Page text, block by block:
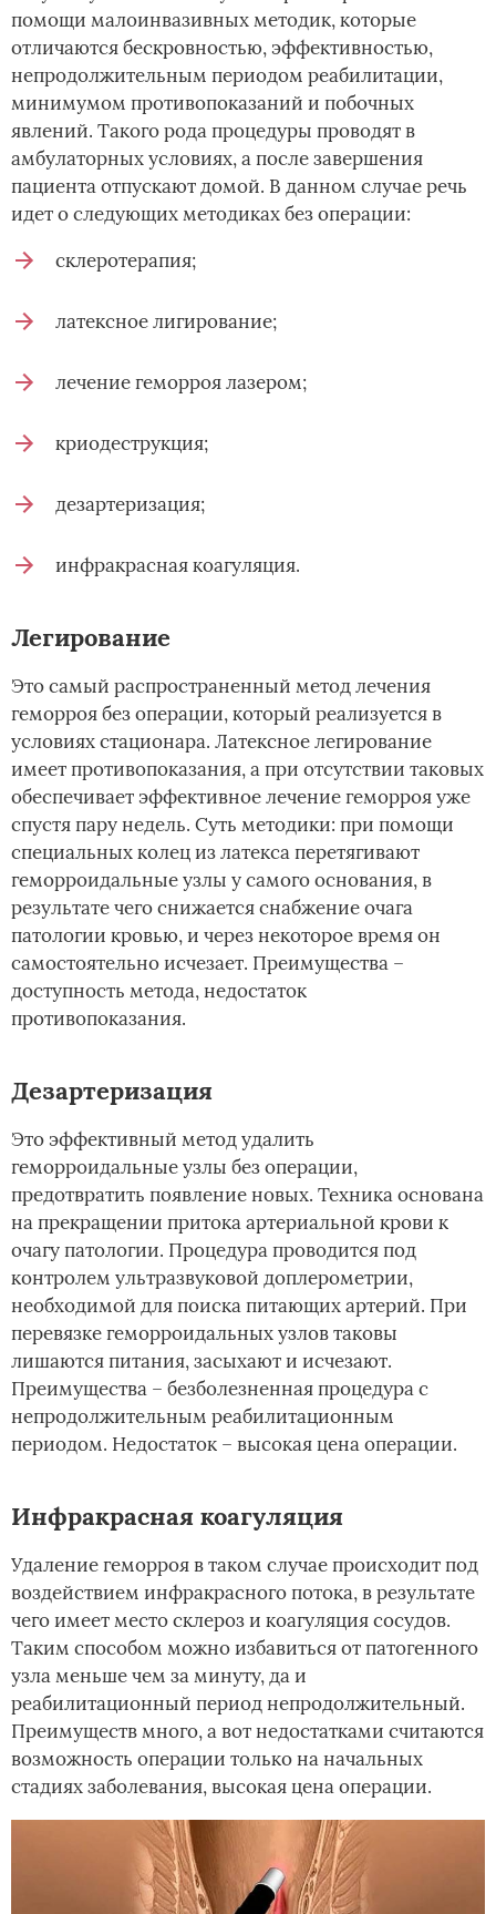
помощи малоинвазивных методик, которые
отличаются бескровностью, эффективностью,
непродолжительным периодом реабилитации,
минимумом противопоказаний и побочных
явлений. Такого рода процедуры проводят в
амбулаторных условиях, а после завершения
пациента отпускают домой. В данном случае речь
идет о следующих методиках без операции:
склеротерапия;
латексное лигирование;
лечение геморроя лазером;
криодеструкция;
дезартеризация;
инфракрасная коагуляция.
Легирование
Это самый распространенный метод лечения
геморроя без операции, который реализуется в
условиях стационара. Латексное легирование
имеет противопоказания, а при отсутствии таковых
обеспечивает эффективное лечение геморроя уже
спустя пару недель. Суть методики: при помощи
специальных колец из латекса перетягивают
геморроидальные узлы у самого основания, в
результате чего снижается снабжение очага
патологии кровью, и через некоторое время он
самостоятельно исчезает. Преимущества –
доступность метода, недостаток
противопоказания.
Дезартеризация
Это эффективный метод удалить
геморроидальные узлы без операции,
предотвратить появление новых. Техника основана
на прекращении притока артериальной крови к
очагу патологии. Процедура проводится под
контролем ультразвуковой доплерометрии,
необходимой для поиска питающих артерий. При
перевязке геморроидальных узлов таковы
лишаются питания, засыхают и исчезают.
Преимущества – безболезненная процедура с
непродолжительным реабилитационным
периодом. Недостаток – высокая цена операции.
Инфракрасная коагуляция
Удаление геморроя в таком случае происходит под
воздействием инфракрасного потока, в результате
чего имеет место склероз и коагуляция сосудов.
Таким способом можно избавиться от патогенного
узла меньше чем за минуту, да и
реабилитационный период непродолжительный.
Преимуществ много, а вот недостатками считаются
возможность операции только на начальных
стадиях заболевания, высокая цена операции.